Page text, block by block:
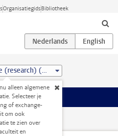
OrganisatiegidsBibliotheek
Arts and Culture (research) (MA)
alleen algemene
Selecteer je
of exchange-
om ook
te zien over
en
en welzijn